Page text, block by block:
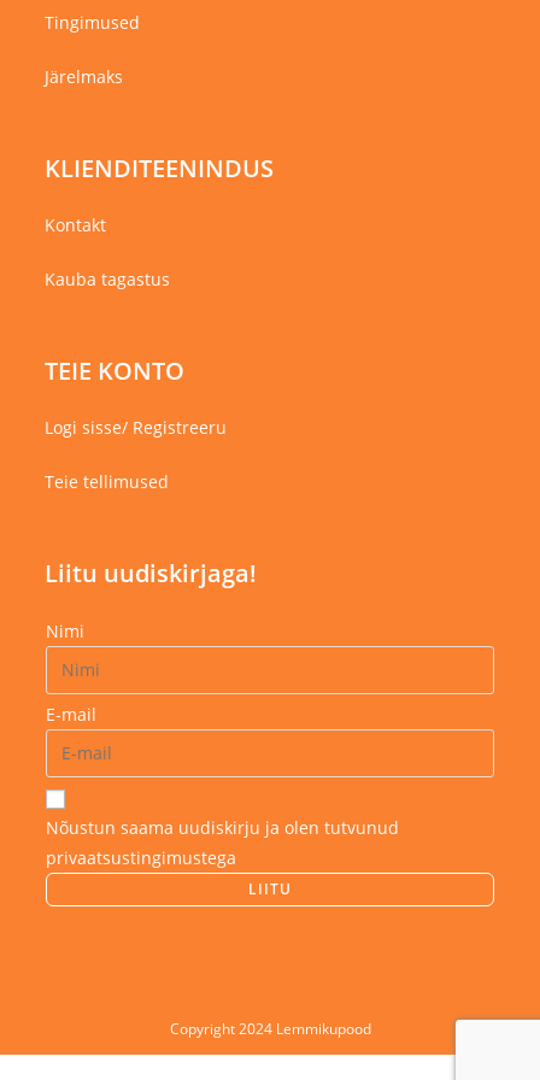
Tingimused
Järelmaks
KLIENDITEENINDUS
Kontakt
Kauba tagastus
TEIE KONTO
Logi sisse/ Registreeru
Teie tellimused
Liitu uudiskirjaga!
Nimi
E-mail
Nõustun saama uudiskirju ja olen tutvunud
privaatsustingimustega
Copyright 2024 Lemmikupood